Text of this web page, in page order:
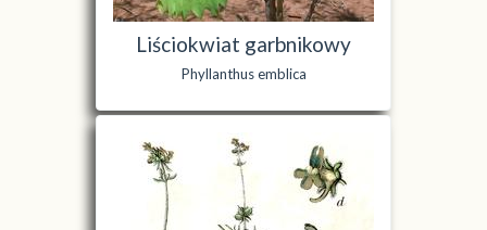
Liściokwiat garbnikowy
Phyllanthus emblica